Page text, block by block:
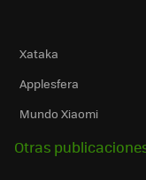
Xataka
Applesfera
Mundo Xiaomi
Otras